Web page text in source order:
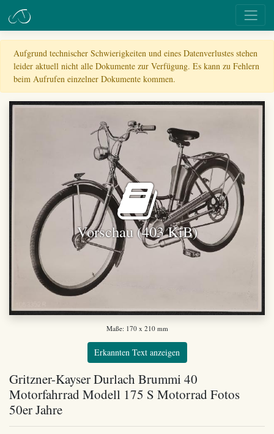
Aufgrund technischer Schwierigkeiten und eines Datenverlustes stehen
leider aktuell nicht alle Dokumente zur Verfügung. Es kann zu Fehlern
beim Aufrufen einzelner Dokumente kommen.
Vorschau (403 KiB)
Maße: 170 x 210 mm
Erkannten Text anzeigen
Gritzner-Kayser Durlach Brummi 40
Motorfahrrad Modell 175 S Motorrad Fotos
50er Jahre